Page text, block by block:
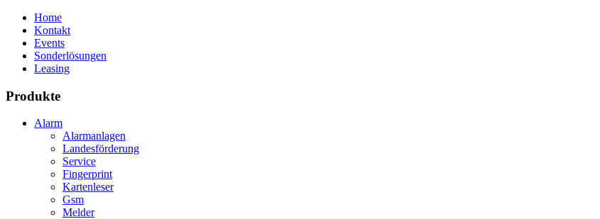
Home
Kontakt
Events
Sonderlösungen
Leasing
Produkte
Alarm
Alarmanlagen
Landesförderung
Service
Fingerprint
Kartenleser
Gsm
Melder